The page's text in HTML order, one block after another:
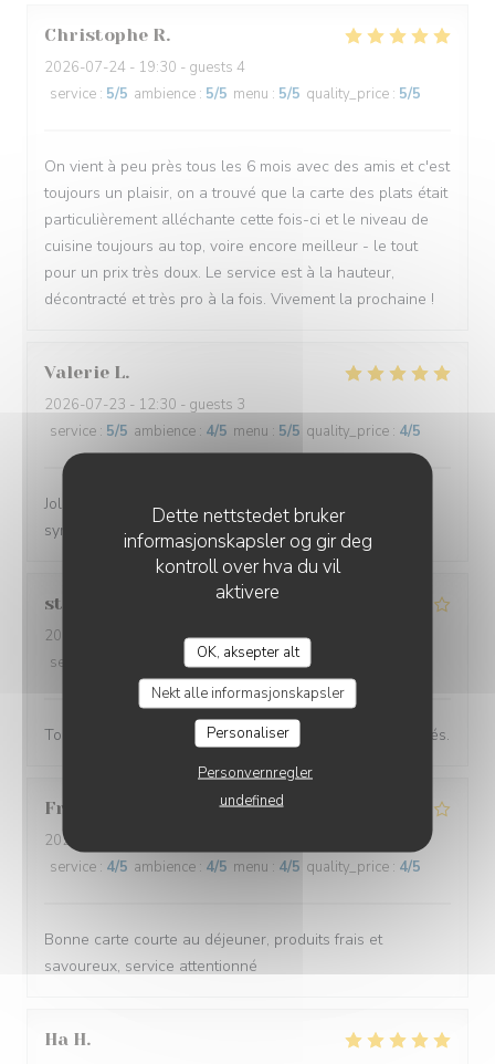
Dette nettstedet bruker
informasjonskapsler og gir deg
kontroll over hva du vil
aktivere
OK, aksepter alt
Nekt alle informasjonskapsler
Personaliser
Personvernregler
undefined
Christophe R
2026-07-24 - 19:30 - guests 4
service : 5/5 ambience : 5/5 menu : 5/5 quality_price : 5/5
On vient à peu près tous les 6 mois avec des amis et c'est
toujours un plaisir, on a trouvé que la carte des plats était
particulièrement alléchante cette fois-ci et le niveau de
cuisine toujours au top, voire encore meilleur - le tout
pour un prix très doux. Le service est à la hauteur,
décontracté et très pro à la fois. Vivement la prochaine !
Valerie L
2026-07-23 - 12:30 - guests 3
service : 5/5 ambience : 4/5 menu : 5/5 quality_price : 4/5
Joli moment avec des assiettes goûteuses et un service
sympa
stephane
2026-07-16
- 12:30 - guests 2
service
ambience:4/5 menu:5/5 quality_price
Toujours très agréable et des plats recherchés et raffinés.
Franck
2026-07-09
service : 4/5 ambience : 4/5 menu : 4/5 quality_price : 4/5
Bonne carte courte au déjeuner, produits frais et
savoureux, service attentionné
Ha H